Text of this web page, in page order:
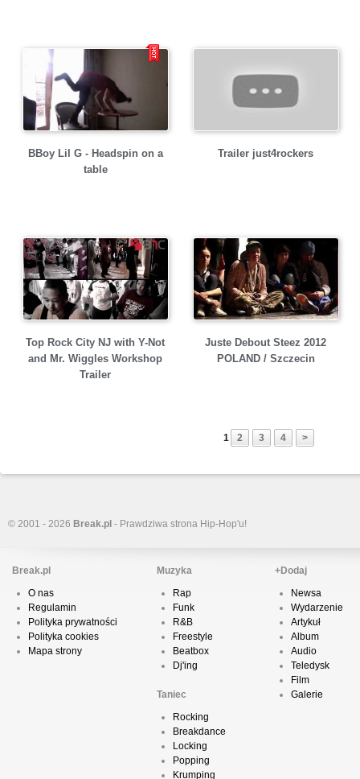
BBoy Lil G - Headspin on a
table
Trailer just4rockers
Top Rock City NJ with Y-Not
and Mr. Wiggles Workshop
Trailer
Juste Debout Steez 2012
POLAND / Szczecin
1 2 3 4 >
© 2001 - 2026 Break.pl - Prawdziwa strona Hip-Hop'u!
Break.pl
O nas
Regulamin
Polityka prywatności
Polityka cookies
Mapa strony
Muzyka
Rap
Funk
R&B
Freestyle
Beatbox
Dj'ing
Taniec
Rocking
Breakdance
Locking
Popping
Krumping
+Dodaj
Newsa
Wydarzenie
Artykuł
Album
Audio
Teledysk
Film
Galerie